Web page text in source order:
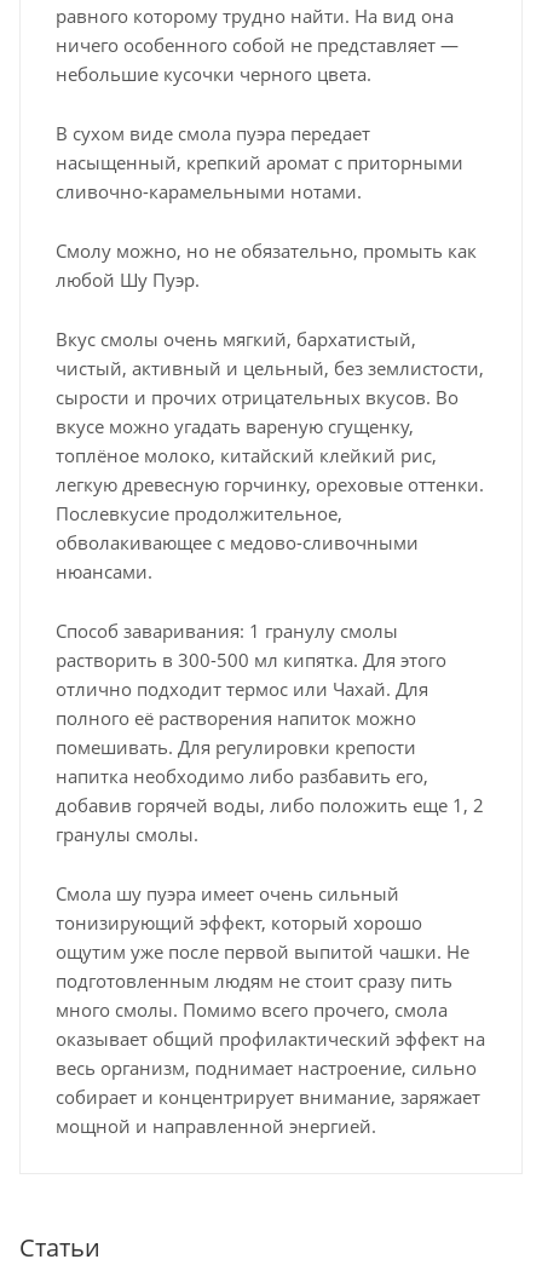
равного которому трудно найти. На вид она
ничего особенного собой не представляет —
небольшие кусочки черного цвета.
В сухом виде смола пуэра передает
насыщенный, крепкий аромат с приторными
сливочно-карамельными нотами.
Смолу можно, но не обязательно, промыть как
любой Шу Пуэр.
Вкус смолы очень мягкий, бархатистый,
чистый, активный и цельный, без землистости,
сырости и прочих отрицательных вкусов. Во
вкусе можно угадать вареную сгущенку,
топлёное молоко, китайский клейкий рис,
легкую древесную горчинку, ореховые оттенки.
Послевкусие продолжительное,
обволакивающее с медово-сливочными
нюансами.
Способ заваривания: 1 гранулу смолы
растворить в 300-500 мл кипятка. Для этого
отлично подходит термос или Чахай. Для
полного её растворения напиток можно
помешивать. Для регулировки крепости
напитка необходимо либо разбавить его,
добавив горячей воды, либо положить еще 1, 2
гранулы смолы.
Смола шу пуэра имеет очень сильный
тонизирующий эффект, который хорошо
ощутим уже после первой выпитой чашки. Не
подготовленным людям не стоит сразу пить
много смолы. Помимо всего прочего, смола
оказывает общий профилактический эффект на
весь организм, поднимает настроение, сильно
собирает и концентрирует внимание, заряжает
мощной и направленной энергией.
Статьи